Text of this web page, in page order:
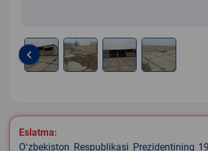
4
keyboard_arrow_left
Eslatma:
Oʻzbekiston Respublikasi Prezidentining